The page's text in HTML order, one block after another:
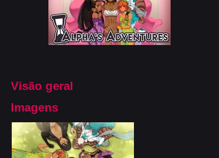
Visão geral
Imagens